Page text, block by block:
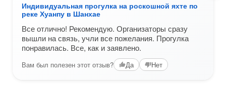
Индивидуальная прогулка на роскошной яхте по
реке Хуанпу в Шанхае
Все отлично! Рекомендую. Организаторы сразу
вышли на связь, учли все пожелания. Прогулка
понравилась. Все, как и заявлено.
Вам был полезен этот отзыв? Да Нет